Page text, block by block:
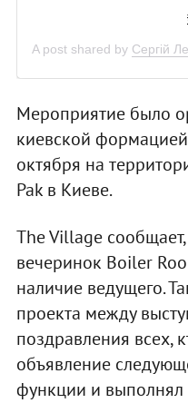
A post shared by Сергій
Мероприятие было
киевской
октября на
Pak в Киеве.
The Village
вечеринок Boiler
наличие ведущего.
проекта между
поздравления всех,
объявление
функции и